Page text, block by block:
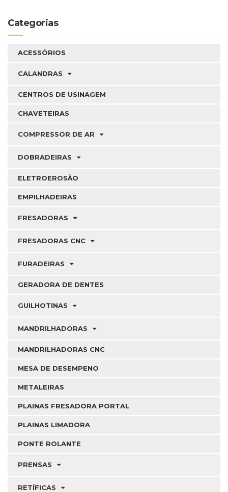
Categorias
ACESSÓRIOS
CALANDRAS
CENTROS DE USINAGEM
CHAVETEIRAS
COMPRESSOR DE AR
DOBRADEIRAS
ELETROEROSÃO
EMPILHADEIRAS
FRESADORAS
FRESADORAS CNC
FURADEIRAS
GERADORA DE DENTES
GUILHOTINAS
MANDRILHADORAS
MANDRILHADORAS CNC
MESA DE DESEMPENO
METALEIRAS
PLAINAS FRESADORA PORTAL
PLAINAS LIMADORA
PONTE ROLANTE
PRENSAS
RETÍFICAS